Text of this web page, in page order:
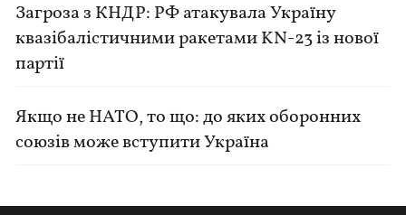
Загроза з КНДР: РФ атакувала Україну
квазібалістичними ракетами KN-23 із нової
партії
Якщо не НАТО, то що: до яких оборонних
союзів може вступити Україна